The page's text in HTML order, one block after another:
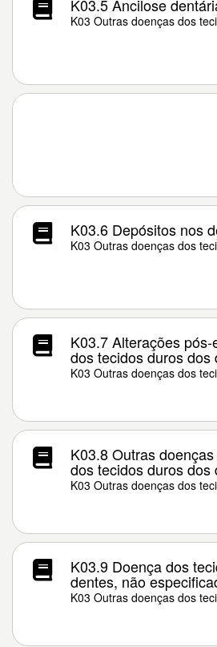
K03.5 Ancilose
K03 Outras doenças dos
K03.6 Depósitos nos
K03 Outras doenças dos
K03.7 Alterações
dos tecidos duros dos
K03 Outras doenças dos
K03.8 Outras
dos tecidos duros dos
K03 Outras doenças dos
K03.9 Doença dos
dentes, não
K03 Outras doenças dos